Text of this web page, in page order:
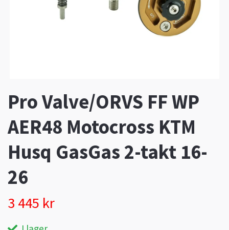
Pro Valve/ORVS FF WP
AER48 Motocross KTM
Husq GasGas 2-takt 16-
26
3 445 kr